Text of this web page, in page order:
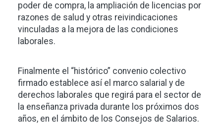
poder de compra, la ampliación de licencias por
razones de salud y otras reivindicaciones
vinculadas a la mejora de las condiciones
laborales.
Finalmente el “histórico” convenio colectivo
firmado establece así el marco salarial y de
derechos laborales que regirá para el sector de
la enseñanza privada durante los próximos dos
años, en el ámbito de los Consejos de Salarios.